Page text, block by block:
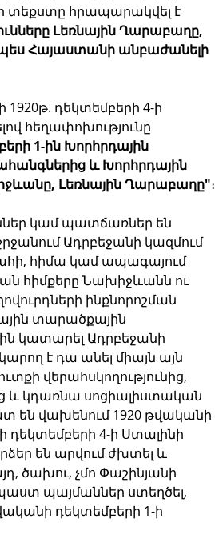
տեքստը հրապարակվել է
Լեռնային Ղարաբաղը,
Հայաստանի անբաժանելի
դեկտեմբերի 4-ի
հեղափոխությունը
1-ին Խորհրդային
և Խորհրդային
Լեռնային Ղարաբաղը"։
կամ պատճառներ են
Ադրբեջանի կազմում
հիմա կամ ապագայում
հիմքերը Նախիջևանն ու
ինքնորոշման
տարածքային
կատարել Ադրբեջանի
է դա անել միայն այն
վերահսկողությունից,
կդառնա սոցիալիստական
են վախենում 1920 թվականի
դեկտեմբերի 4-ի Ստալինի
են արվում ժխտել և
ծախու, չմո Փաշինյանի
պայմաններ ստեղծել,
դեկտեմբերի 1-ի